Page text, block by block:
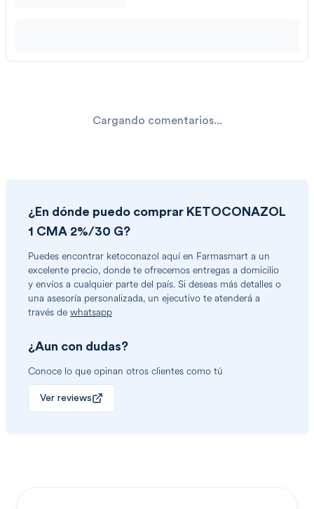
Cargando comentarios...
¿En dónde puedo comprar KETOCONAZOL
1 CMA 2%/30 G?
Puedes encontrar ketoconazol aquí en Farmasmart a un
excelente precio, donde te ofrecemos entregas a domicilio
y envíos a cualquier parte del país. Si deseas más detalles o
una asesoría personalizada, un ejecutivo te atenderá a
través de whatsapp
¿Aun con dudas?
Conoce lo que opinan otros clientes como tú
Ver reviews